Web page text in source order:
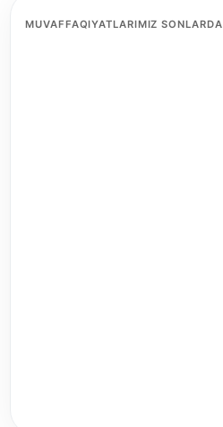
MUVAFFAQIYATLARIMIZ SONLARDA